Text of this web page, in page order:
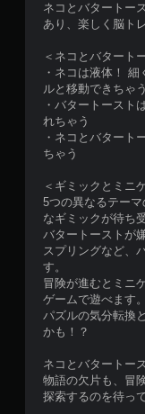
ネコとバタートー
あり、楽しく脳ト
＜ネコとバタート
・ネコは液体！
ルと移動できちゃう
・バタートースト
れちゃう
・ネコとバタート
ちゃう
＜ギミックとミニ
5つの異なるテー
なギミックが待ち
バタートーストが
スプリングなど、
す。
冒険が進むとミニ
ゲームで遊べます。
パズルの気分転換
かも！？
ネコとバタートー
物語の欠片も、冒
探索するのを待っ